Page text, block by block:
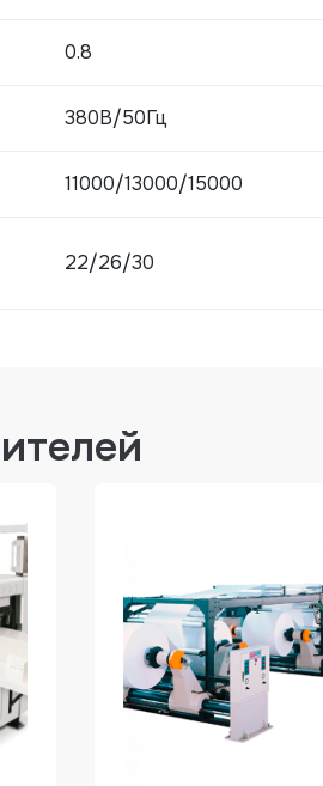
0.8
380В/50Гц
11000/13000/15000
22/26/30